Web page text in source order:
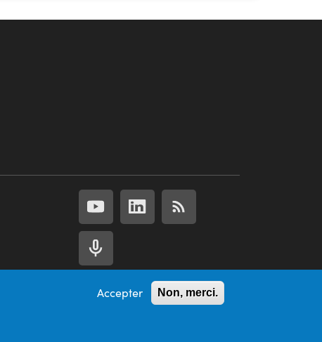
Accepter Non, merci.